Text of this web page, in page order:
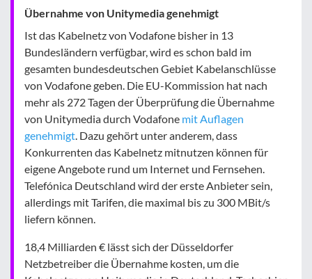
Übernahme von Unitymedia genehmigt
Ist das Kabelnetz von Vodafone bisher in 13
Bundesländern verfügbar, wird es schon bald im
gesamten bundesdeutschen Gebiet Kabelanschlüsse
von Vodafone geben. Die EU-Kommission hat nach
mehr als 272 Tagen der Überprüfung die Übernahme
von Unitymedia durch Vodafone mit Auflagen
genehmigt. Dazu gehört unter anderem, dass
Konkurrenten das Kabelnetz mitnutzen können für
eigene Angebote rund um Internet und Fernsehen.
Telefónica Deutschland wird der erste Anbieter sein,
allerdings mit Tarifen, die maximal bis zu 300 MBit/s
liefern können.
18,4 Milliarden € lässt sich der Düsseldorfer
Netzbetreiber die Übernahme kosten, um die